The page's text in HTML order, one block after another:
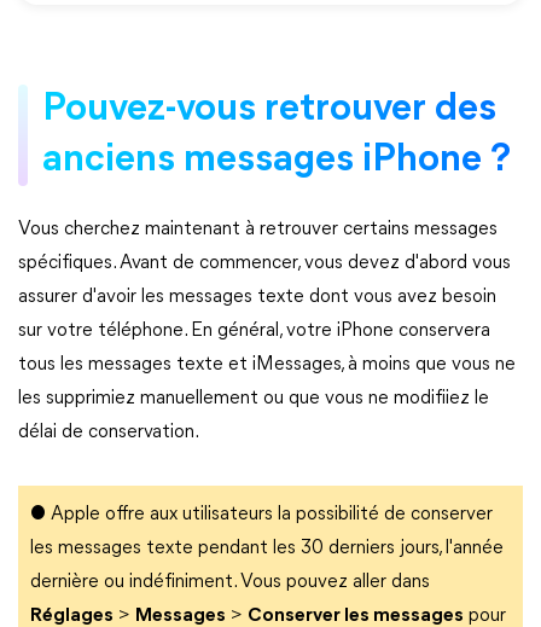
Pouvez-vous retrouver des
anciens messages iPhone ?
Vous cherchez maintenant à retrouver certains messages
spécifiques. Avant de commencer, vous devez d'abord vous
assurer d'avoir les messages texte dont vous avez besoin
sur votre téléphone. En général, votre iPhone conservera
tous les messages texte et iMessages, à moins que vous ne
les supprimiez manuellement ou que vous ne modifiiez le
délai de conservation.
● Apple offre aux utilisateurs la possibilité de conserver
les messages texte pendant les 30 derniers jours, l'année
dernière ou indéfiniment. Vous pouvez aller dans
Réglages > Messages > Conserver les messages pour